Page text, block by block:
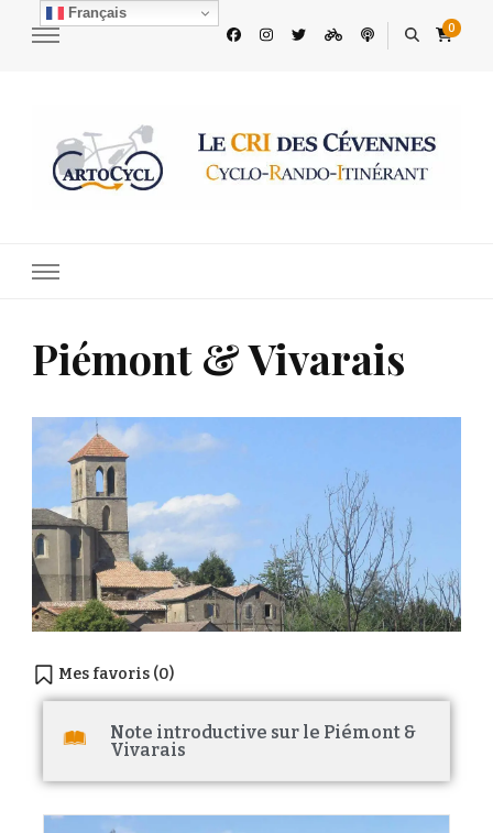
0
Piémont & Vivarais
Mes favoris (0)
Note introductive sur le Piémont &
Vivarais
Français